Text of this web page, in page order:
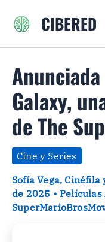
CIBERED
Galaxy,
de The
Cine y Series
Sofía Vega, Cinéfila
de 2025 •Películas